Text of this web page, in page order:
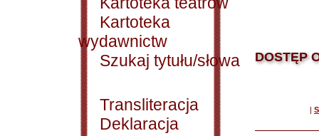
Kartoteka
wydawnictw
Szukaj tytułu/słowa
Transliteracja
Deklaracja
DOSTĘP
|